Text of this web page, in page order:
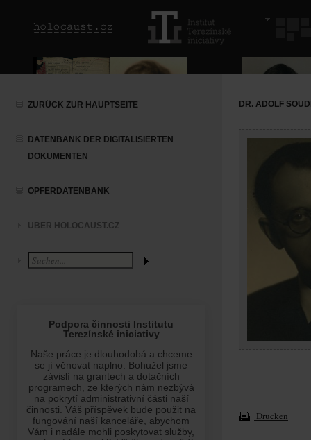
ZURÜCK ZUR HAUPTSEITE
DATENBANK DER DIGITALISIERTEN
DOKUMENTEN
OPFERDATENBANK
ÜBER HOLOCAUST.CZ
DR. ADOLF
Drucken